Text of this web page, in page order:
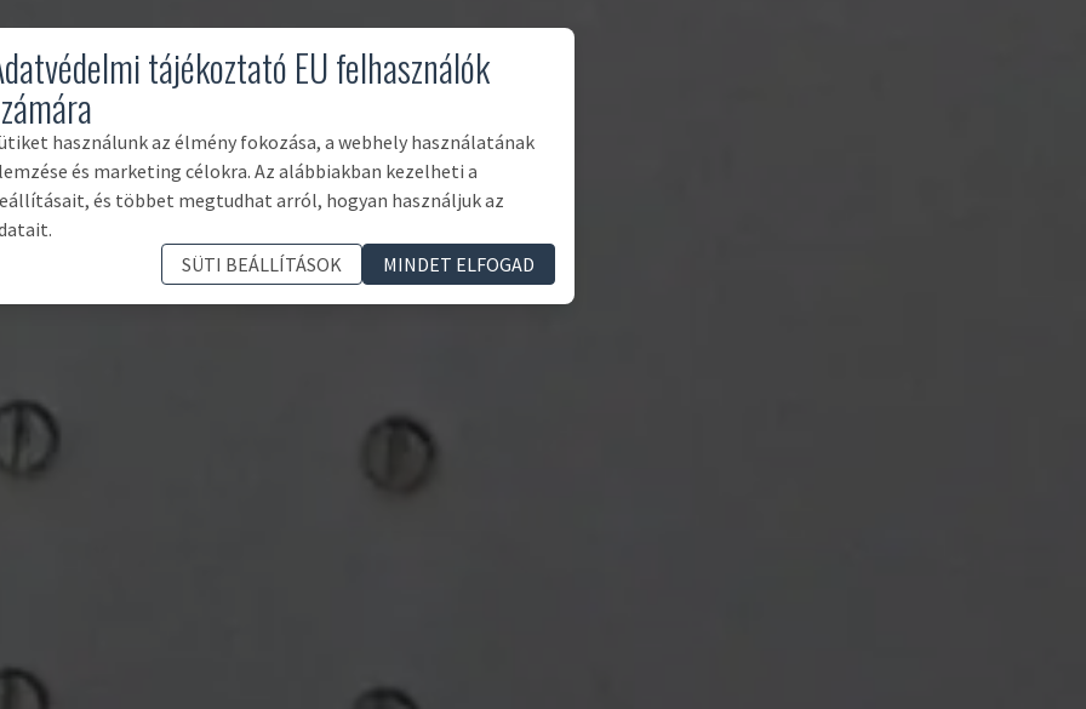
tájékoztató EU felhasználók
használunk az élmény fokozása, a webhely használatának
és marketing célokra. Az alábbiakban kezelheti a
és többet megtudhat arról, hogyan használjuk az
SÜTI BEÁLLÍTÁSOK
MINDET ELFOGAD